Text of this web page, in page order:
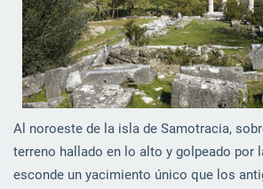
Al noroeste de la isla de Samotracia,
terreno hallado en lo alto y golpeado por
esconde un yacimiento único que los